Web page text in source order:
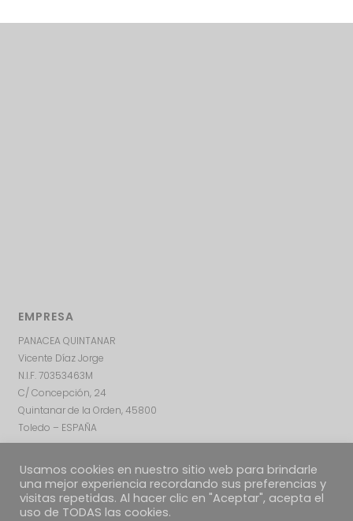
EMPRESA
PANACEA QUINTANAR
Vicente Díaz Jorge
N.I.F. 70353463M
C/ Concepción, 24
Quintanar de la Orden, 45800
Toledo – ESPAÑA
Usamos cookies en nuestro sitio web para brindarle
una mejor experiencia recordando sus preferencias y
visitas repetidas. Al hacer clic en "Aceptar", acepta el
uso de TODAS las cookies.